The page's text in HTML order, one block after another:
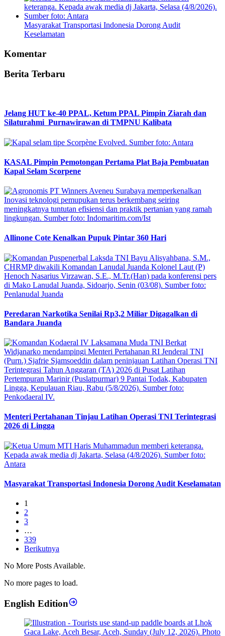
Masyarakat Transportasi Indonesia Dorong Audit
Keselamatan
Komentar
Berita Terbaru
Jelang HUT ke-40 PPAL, Ketum PPAL Pimpin Ziarah dan
Silaturahmi Purnawirawan di TMPNU Kalibata
KASAL Pimpin Pemotongan Pertama Plat Baja Pembuatan
Kapal Selam Scorpene
Allinone Cote Kenalkan Pupuk Pintar 360 Hari
Peredaran Narkotika Senilai Rp3,2 Miliar Digagalkan di
Bandara Juanda
Menteri Pertahanan Tinjau Latihan Operasi TNI Terintegrasi
2026 di Lingga
Masyarakat Transportasi Indonesia Dorong Audit Keselamatan
1
2
3
…
339
Berikutnya
No More Posts Available.
No more pages to load.
English Edition